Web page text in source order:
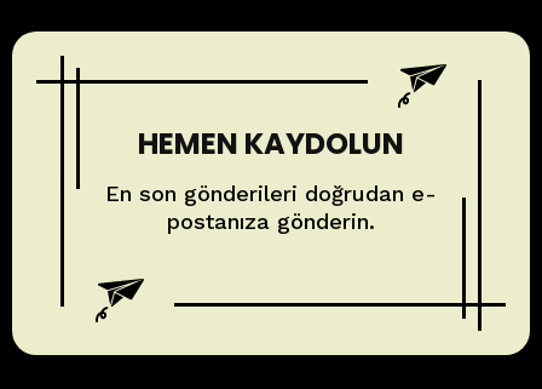
HEMEN KAYDOLUN
En son gönderileri doğrudan e-
postanıza gönderin.